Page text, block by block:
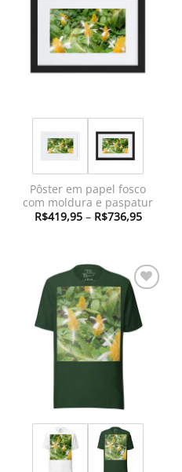
desejos
Pôster em papel fosco
com moldura e paspatur
R$419,95 – R$736,95Faixa
R$736,95
Adicionar
à lista de
desejos